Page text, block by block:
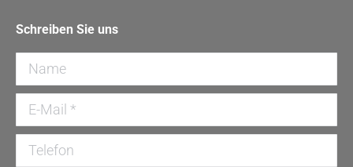
opens
in
new
window
opens
in
new
window
page
opens
new
opens
in
window
Schreiben Sie uns
Name
E-Mail *
Telefon